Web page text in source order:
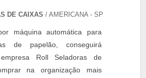
DE CAIXAS / AMERICANA - SP
máquina automática para
de papelão, conseguirá
Roll Seladoras de
na organização mais